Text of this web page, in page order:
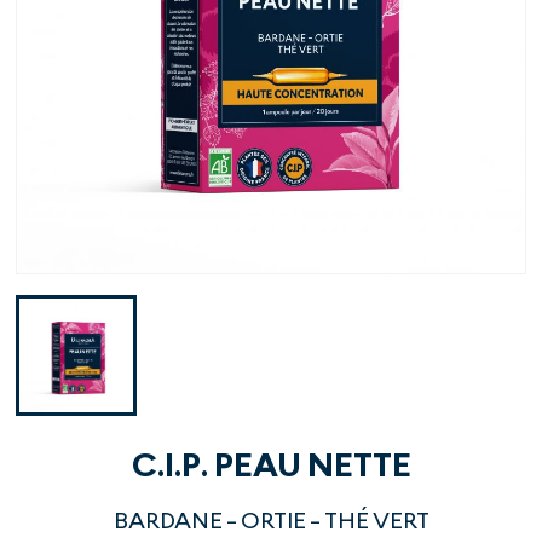
C.I.P. PEAU NETTE
BARDANE - ORTIE - THÉ VERT